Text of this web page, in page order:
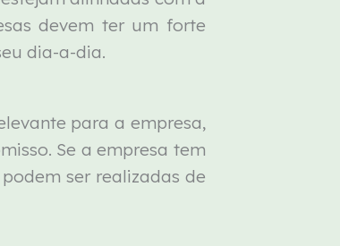
devem ter um forte
dia-a-dia.
para a empresa,
Se a empresa tem
ser realizadas de